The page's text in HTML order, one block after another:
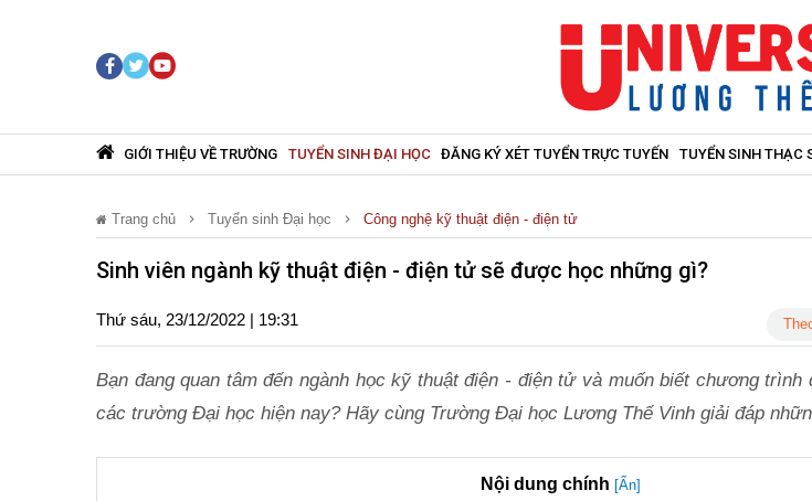
GIỚI THIỆU VỀ TRƯỜNG TUYỂN SINH ĐẠI HỌC ĐĂNG KÝ XÉT TUYỂN TRỰC TUYẾN TUYỂN SINH THẠC
Trang chủ Tuyển sinh Đại học Công nghệ kỹ thuật điện - điện tử
Sinh viên ngành kỹ thuật điện - điện tử sẽ được học những gì?
Thứ sáu, 23/12/2022 | 19:31
Bạn đang quan tâm đến ngành học kỹ thuật điện - điện tử và muốn biết chương trình
các trường Đại học hiện nay? Hãy cùng Trường Đại học Lương Thế Vinh giải đáp
Nội dung chính [Ẩn]